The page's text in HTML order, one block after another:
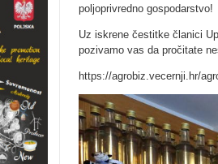
poljoprivredno gospodarstvo!
Uz iskrene čestitke članici
pozivamo vas da pročitate
https://agrobiz.vecernji.hr/